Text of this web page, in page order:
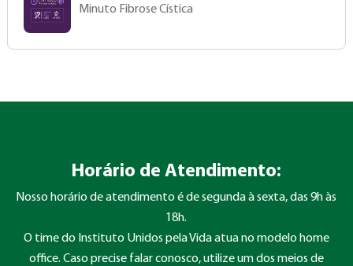
Minuto Fibrose Cística
Horário de Atendimento:
Nosso horário de atendimento é de segunda à sexta, das 9h às
18h.
O time do Instituto Unidos pela Vida atua no modelo home
office. Caso precise falar conosco, utilize um dos meios de